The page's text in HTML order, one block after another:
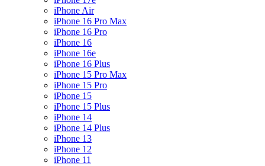
iPhone Air
iPhone 16 Pro Max
iPhone 16 Pro
iPhone 16
iPhone 16e
iPhone 16 Plus
iPhone 15 Pro Max
iPhone 15 Pro
iPhone 15
iPhone 15 Plus
iPhone 14
iPhone 14 Plus
iPhone 13
iPhone 12
iPhone 11